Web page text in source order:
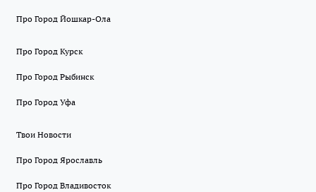
Про Город Йошкар-Ола
Про Город Курск
Про Город Рыбинск
Про Город Уфа
Твои Новости
Про Город Ярославль
Про Город Владивосток